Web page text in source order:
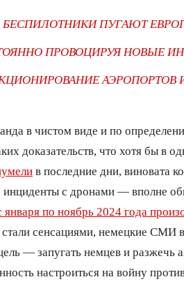
БЕСПИЛОТНИКИ ПУГАЮТ
ПРОВОЦИРУЯ НОВЫЕ
АЭРОПОРТОВ
в чистом виде и по
доказательств, что хотя бы в
в последние дни, виновата
инциденты с дронами — вполне
января по ноябрь 2024 года
стали сенсациями, немецкие
— запугать немцев и разжечь
настроиться на войну